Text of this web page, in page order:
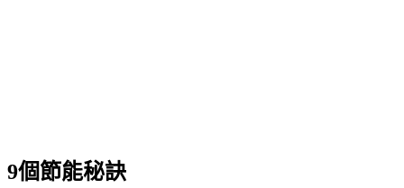
9個節能秘訣